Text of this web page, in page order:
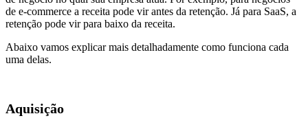
de e-commerce a receita pode vir antes da retenção. Já para SaaS, a
retenção pode vir para baixo da receita.
Abaixo vamos explicar mais detalhadamente como funciona cada
uma delas.
Aquisição